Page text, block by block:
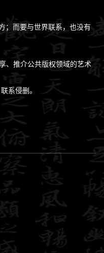
；而要与世界联系，也没有
、推介公共版权领域的艺术
系侵删。